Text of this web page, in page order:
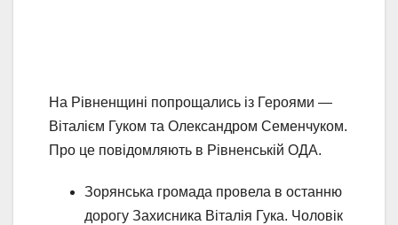
На Рівненщині попрощались із Героями —
Віталієм Гуком та Олександром Семенчуком.
Про це повідомляють в Рівненській ОДА.
Зорянська громада провела в останню
дорогу Захисника Віталія Гука. Чоловік